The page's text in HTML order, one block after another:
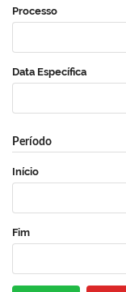
Processo
Data Específica
Período
Início
Fim